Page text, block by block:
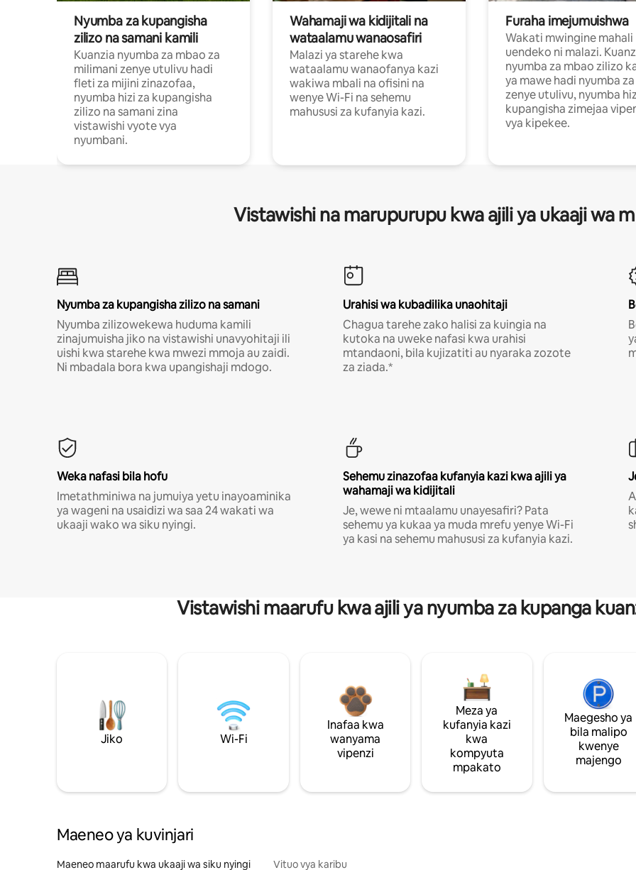
Nyumba za kupangisha
zilizo na samani kamili
Kuanzia nyumba za mbao za
milimani zenye utulivu hadi
fleti za mijini zinazofaa,
nyumba hizi za kupangisha
zilizo na samani zina
vistawishi vyote vya
nyumbani.
Wahamaji wa kidijitali na
wataalamu wanaosafiri
Malazi ya starehe kwa
wataalamu wanaofanya kazi
wakiwa mbali na ofisini na
wenye Wi-Fi na sehemu
mahususi za kufanyia kazi.
Furaha imejumuishwa
Wakati mwingine mahali
uendeko ni malazi.
nyumba za mbao zilizo
ya mawe hadi nyumba
zenye utulivu, nyumba
kupangisha zimejaa
vya kipekee.
Vistawishi na marupurupu kwa ajili ya ukaaji wa
Nyumba za kupangisha zilizo na samani
Nyumba zilizowekewa huduma kamili
zinajumuisha jiko na vistawishi unavyohitaji ili
uishi kwa starehe kwa mwezi mmoja au zaidi.
Ni mbadala bora kwa upangishaji mdogo.
Urahisi wa kubadilika unaohitaji
Chagua tarehe zako halisi za kuingia na
kutoka na uweke nafasi kwa urahisi
mtandaoni, bila kujizatiti au nyaraka zozote
za ziada.*
Weka nafasi bila hofu
Imetathminiwa na jumuiya yetu inayoaminika
ya wageni na usaidizi wa saa 24 wakati wa
ukaaji wako wa siku nyingi.
Sehemu zinazofaa kufanyia kazi kwa ajili ya
wahamaji wa kidijitali
Je, wewe ni mtaalamu unayesafiri? Pata
sehemu ya kukaa ya muda mrefu yenye Wi-Fi
ya kasi na sehemu mahususi za kufanyia kazi.
Vistawishi maarufu kwa ajili ya nyumba za kupanga
Jiko Wi-Fi
Inafaa kwa
wanyama
vipenzi
Meza ya
kufanyia kazi
kwa
kompyuta
mpakato
Maegesho ya
bila malipo
kwenye
majengo
Maeneo ya kuvinjari
Maeneo maarufu kwa ukaaji wa siku nyingi Vituo vya karibu